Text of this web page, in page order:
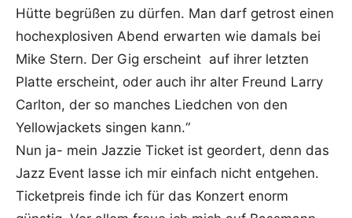
Hütte begrüßen zu dürfen. Man darf getrost einen
hochexplosiven Abend erwarten wie damals bei
Mike Stern. Der Gig erscheint auf ihrer letzten
Platte erscheint, oder auch ihr alter Freund Larry
Carlton, der so manches Liedchen von den
Yellowjackets singen kann.“
Nun ja- mein Jazzie Ticket ist geordert, denn das
Jazz Event lasse ich mir einfach nicht entgehen.
Ticketpreis finde ich für das Konzert enorm